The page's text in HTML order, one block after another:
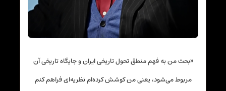
«بحث من به فهم منطق تحول تاریخی ایران و جایگاه تاریخی آن
مربوط می‌شود، یعنی من کوشش کرده‌ام نظریه‌ای فراهم کنم